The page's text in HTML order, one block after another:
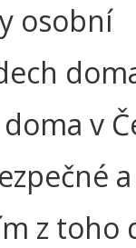
osobní
v
z toho